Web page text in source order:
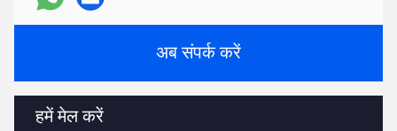
अब संपर्क करें
हमें मेल करें